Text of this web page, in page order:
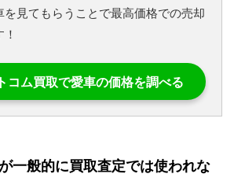
見てもらうことで最高価格での売却
コム買取で愛車の価格を調べる
一般的に買取査定では使われな